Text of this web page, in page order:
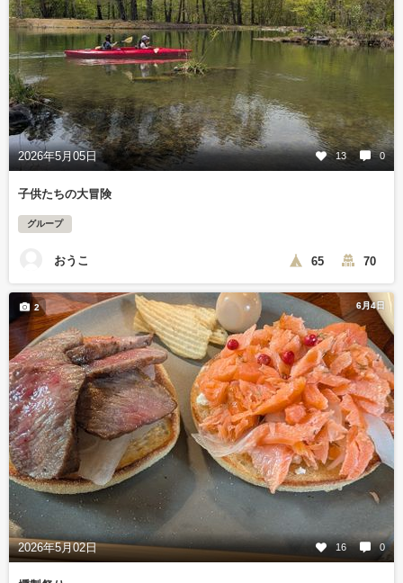
2026年5月05日 13 0
子供たちの大冒険
グループ
おうこ 65 70
6月4日
2026年5月02日 16 0
2